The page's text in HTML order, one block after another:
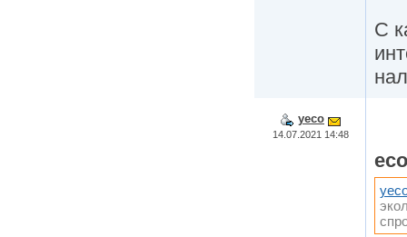
С
yeco
14.07.2021 14:48